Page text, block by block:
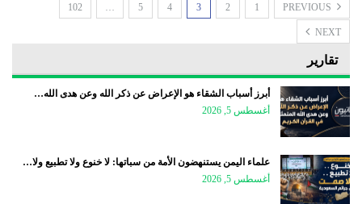
1
2
3
4
5
102
NEXT
تقارير
أبرز أسباب الشقاء هو الإعراض عن ذكر الله وعن هدى الله…
أغسطس 5, 2026
علماء اليمن يستنهضون الأمة من سباتها: لا خنوع ولا تطبيع ولا…
أغسطس 5, 2026